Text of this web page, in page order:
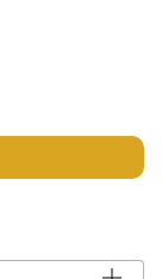
Alterar CEP